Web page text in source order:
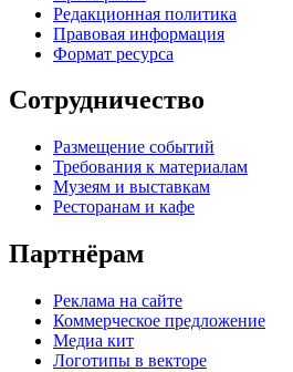
Редакционная политика
Правовая информация
Формат ресурса
Сотрудничество
Размещение событий
Требования к материалам
Музеям и выставкам
Ресторанам и кафе
Партнёрам
Реклама на сайте
Коммерческое предложение
Медиа кит
Логотипы в векторе